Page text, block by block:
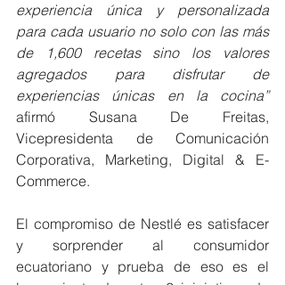
experiencia única y personalizada
para cada usuario no solo con las más
de 1,600 recetas sino los valores
agregados para disfrutar de
experiencias únicas en la cocina”
afirmó Susana De Freitas,
Vicepresidenta de Comunicación
Corporativa, Marketing, Digital & E-
Commerce.
El compromiso de Nestlé es satisfacer
y sorprender al consumidor
ecuatoriano y prueba de eso es el